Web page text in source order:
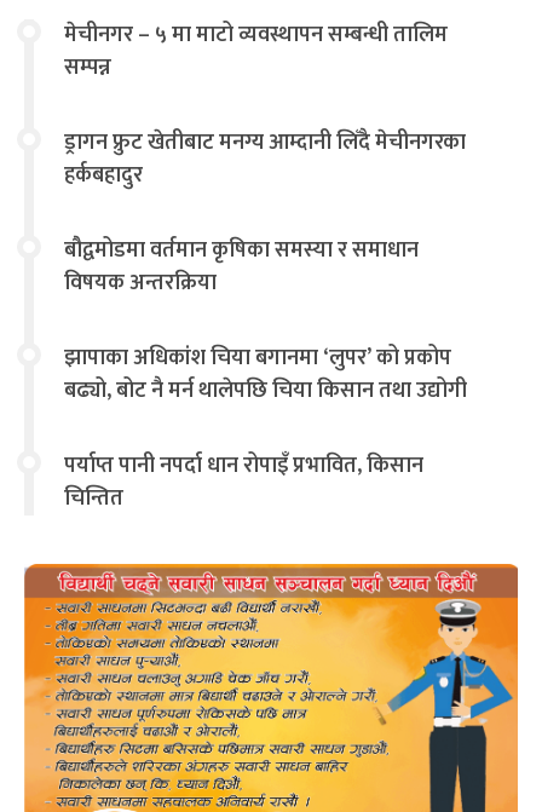
मेचीनगर – ५ मा माटो व्यवस्थापन सम्बन्धी तालिम
सम्पन्न
ड्रागन फ्रुट खेतीबाट मनग्य आम्दानी लिँदै मेचीनगरका
हर्कबहादुर
बौद्वमोडमा वर्तमान कृषिका समस्या र समाधान
विषयक अन्तरक्रिया
झापाका अधिकांश चिया बगानमा ‘लुपर’ को प्रकोप
बढ्यो, बोट नै मर्न थालेपछि चिया किसान तथा उद्योगी
पर्याप्त पानी नपर्दा धान रोपाइँ प्रभावित, किसान
चिन्तित